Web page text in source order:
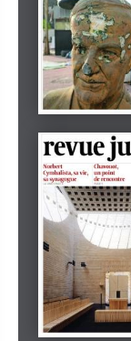
tachles